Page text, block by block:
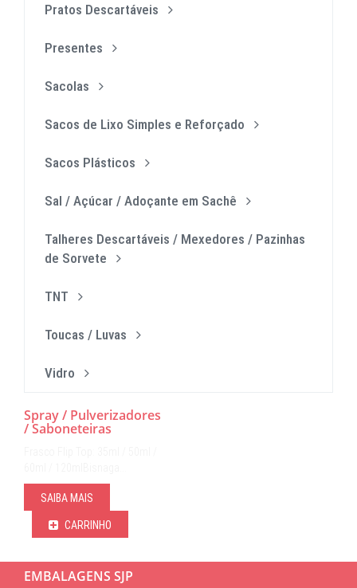
Pratos Descartáveis
Presentes
Sacolas
Sacos de Lixo Simples e Reforçado
Sacos Plásticos
Sal / Açúcar / Adoçante em Sachê
Talheres Descartáveis / Mexedores / Pazinhas
de Sorvete
TNT
Toucas / Luvas
Vidro
Spray / Pulverizadores
/ Saboneteiras
SAIBA MAIS
CARRINHO
EMBALAGENS SJP